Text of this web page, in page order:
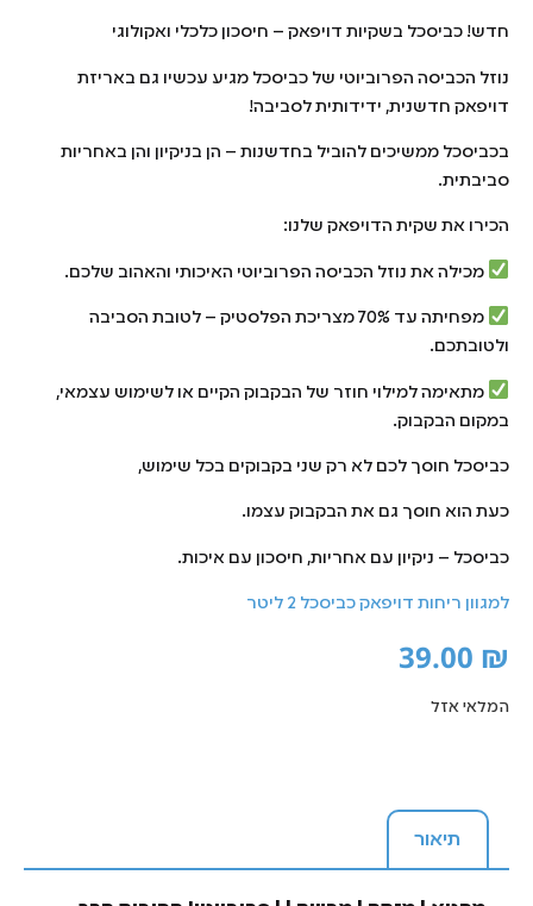
חדש! כביסכל בשקיות דויפאק – חיסכון כלכלי ואקולוגי
נוזל הכביסה הפרוביוטי של כביסכל מגיע עכשיו גם באריזת
דויפאק חדשנית, ידידותית לסביבה!
בכביסכל ממשיכים להוביל בחדשנות – הן בניקיון והן באחריות
סביבתית.
הכירו את שקית הדויפאק שלנו:
מכילה את נוזל הכביסה הפרוביוטי האיכותי והאהוב שלכם.
מפחיתה עד 70% מצריכת הפלסטיק – לטובת הסביבה
ולטובתכם.
מתאימה למילוי חוזר של הבקבוק הקיים או לשימוש עצמאי,
במקום הבקבוק.
כביסכל חוסך לכם לא רק שני בקבוקים בכל שימוש,
כעת הוא חוסך גם את הבקבוק עצמו.
כביסכל – ניקיון עם אחריות, חיסכון עם איכות.
למגוון ריחות דויפאק כביסכל 2 ליטר
39.00 ₪
המלאי אזל
תיאור